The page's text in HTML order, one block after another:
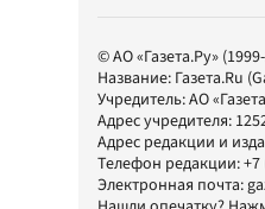
© АО «Газета.Ру»
Название: Газета.Ru
Учредитель:АО
Адрес учредителя:
Адрес редакции и
Телефон редакции:+7
Электронная почта: